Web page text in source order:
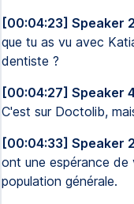
[00:04:23] Speaker
que tu as vu avec
dentiste ?
[00:04:27] Speaker
C'est sur Doctolib,
[00:04:33] Speaker
ont une espérance de
population générale.